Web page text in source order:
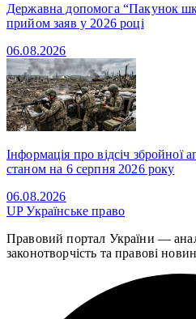
Державна допомога “Пакунок
прийом заяв у 2026 році
06.08.2026
Інформація про відсіч збройної
станом на 6 серпня 2026 року
06.08.2026
UPУкраїнське право
Правовий портал України —
законотворчість та правові